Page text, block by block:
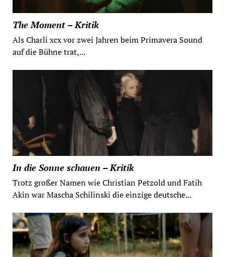
The Moment – Kritik
Als Charli xcx vor zwei Jahren beim Primavera Sound
auf die Bühne trat,...
In die Sonne schauen – Kritik
Trotz großer Namen wie Christian Petzold und Fatih
Akin war Mascha Schilinski die einzige deutsche...